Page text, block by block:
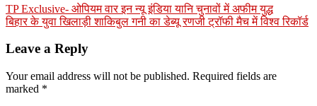
TP Exclusive- ओपियम वार इन न्यू इंडिया यानि चुनावों में अफीम युद्ध
बिहार के युवा खिलाड़ी शाकिबुल गनी का डेब्यू रणजी ट्रॉफी मैच में विश्व रिकॉर्ड
Leave a Reply
Your email address will not be published. Required fields are
marked *